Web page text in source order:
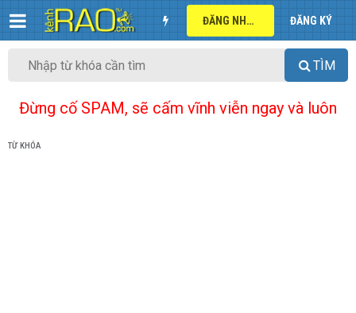
ĐĂNG NHẬP ĐĂNG KÝ
TÌM
Đừng cố SPAM, sẽ cấm vĩnh viễn ngay và luôn
TỪ KHÓA